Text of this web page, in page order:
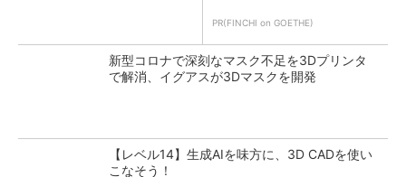
PR(FINCHI on GOETHE)
新型コロナで深刻なマスク不足を3Dプリンタ
で解消、イグアスが3Dマスクを開発
【レベル14】生成AIを味方に、3D CADを使い
こなそう！